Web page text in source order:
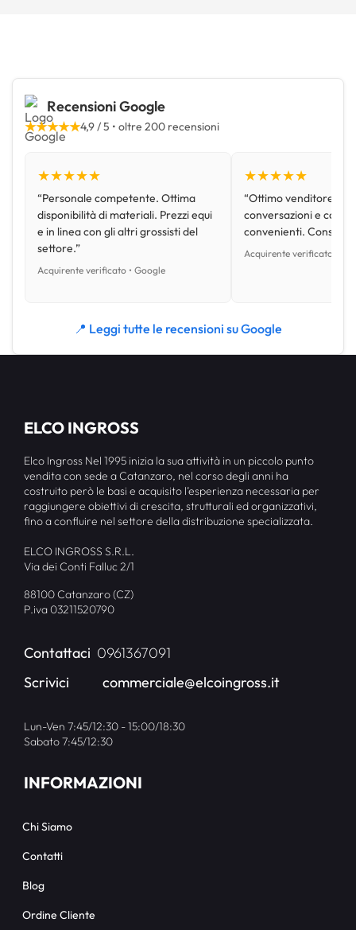
Recensioni Google
★★★★★4,9 / 5 • oltre 200 recensioni
★★★★★
“Personale competente. Ottima
disponibilità di materiali. Prezzi equi
e in linea con gli altri grossisti del
settore.”
Acquirente verificato • Google
★★★★★
“Ottimo venditore,
conversazioni e con
convenienti.
Acquirente verificato •
📍 Leggi tutte le recensioni su Google
ELCO INGROSS
Elco Ingross Nel 1995 inizia la sua attività in un piccolo punto
vendita con sede a Catanzaro, nel corso degli anni ha
costruito però le basi e acquisito l’esperienza necessaria per
raggiungere obiettivi di crescita, strutturali ed organizzativi,
fino a confluire nel settore della distribuzione specializzata.
ELCO INGROSS S.R.L.
Via dei Conti Falluc 2/1
88100 Catanzaro (CZ)
P.iva 03211520790
Contattaci 0961367091
Scrivici
commerciale@elcoingross.it
Lun-Ven 7:45/12:30 - 15:00/18:30
Sabato 7:45/12:30
INFORMAZIONI
Chi Siamo
Contatti
Blog
Ordine Cliente